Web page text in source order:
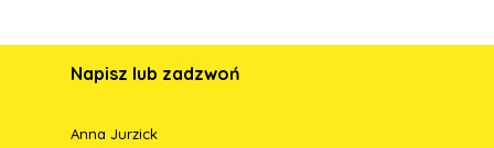
Napisz lub zadzwoń
Anna Jurzick